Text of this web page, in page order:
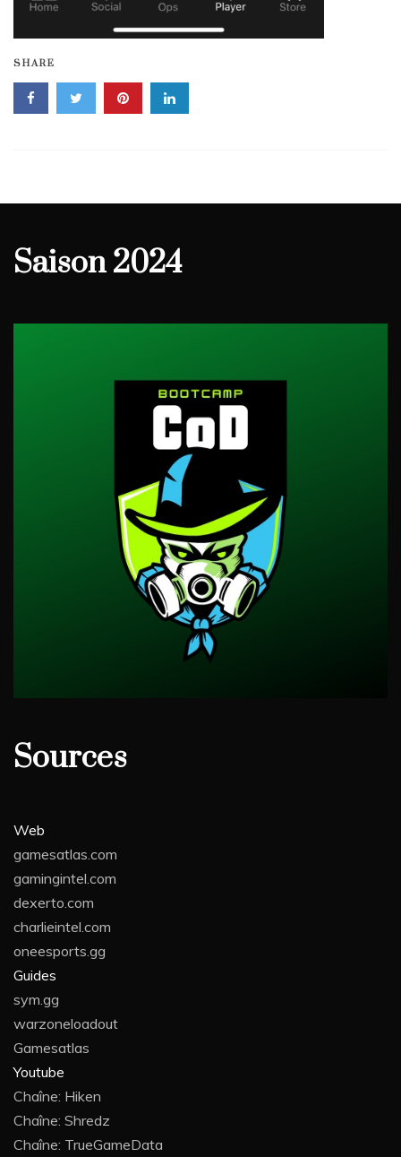
SHARE
Saison 2024
Sources
Web
gamesatlas.com
gamingintel.com
dexerto.com
charlieintel.com
oneesports.gg
Guides
sym.gg
warzoneloadout
Gamesatlas
Youtube
Chaîne: Hiken
Chaîne: Shredz
Chaîne: TrueGameData